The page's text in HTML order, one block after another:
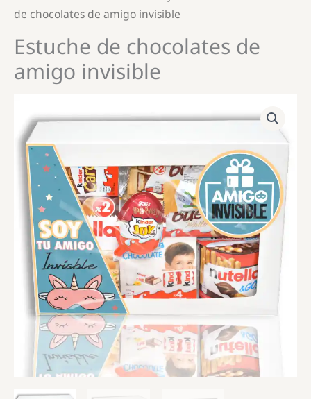
de chocolates de amigo invisible
Estuche de chocolates de
amigo invisible